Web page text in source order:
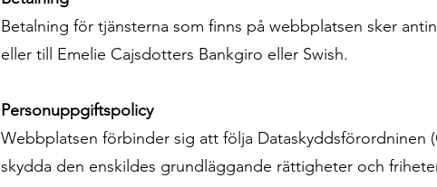
Betalning för tjänsterna som finns på webbplatsen sker
eller till Emelie Cajsdotters Bankgiro eller Swish.
Personuppgiftspolicy
Webbplatsen förbinder sig att följa Dataskyddsförordninen
skydda den enskildes grundläggande rättigheter och